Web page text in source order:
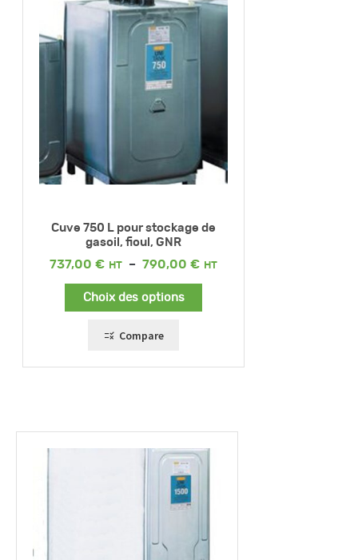
Cuve 750 L pour stockage de
gasoil, fioul, GNR
737,00 € – 790,00 €
Plage
Choix des options
Compare